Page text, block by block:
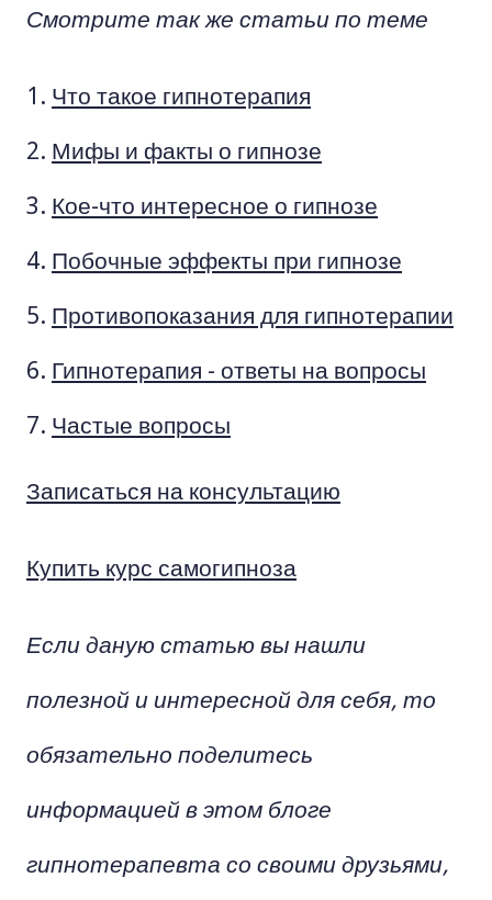
Смотрите так же статьи по теме
Что такое гипнотерапия
Мифы и факты о гипнозе
Кое-что интересное о гипнозе
Побочные эффекты при гипнозе
Противопоказания для гипнотерапии
Гипнотерапия - ответы на вопросы
Частые вопросы
Записаться на консультацию
Купить курс самогипноза
Если даную статью вы нашли
полезной и интересной для себя, то
обязательно поделитесь
информацией в этом блоге
гипнотерапевта со своими друзьями,